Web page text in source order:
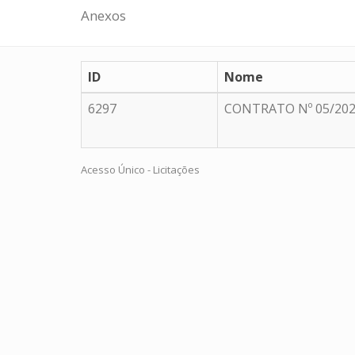
Anexos
ID
Nome
6297
CONTRATO Nº 05/
Acesso Único - Licitações